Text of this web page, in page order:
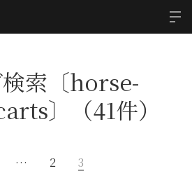
索〔horse-
〕（41件）
… 2 3